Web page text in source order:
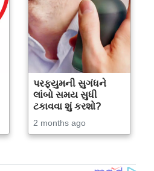
પરફ્યુમની સુગંધને
લાંબો સમય સુધી
ટકાવવા શું કરશો?
2 months ago